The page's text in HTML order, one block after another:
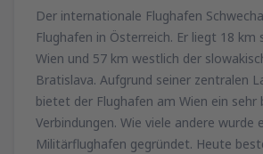
vonKlagenfurt, Klagenfurt
60
vonWien, Schwechat (VIE)
AB 44 EUR
Der internationale Flughafen
Flughafen in Österreich. Er liegt 18 km
Wien und 57 km westlich der
Bratislava. Aufgrund seiner zentralen
bietet der Flughafen am Wien ein
Verbindungen. Wie viele andere wurde
Militärflughafen gegründet. Heute